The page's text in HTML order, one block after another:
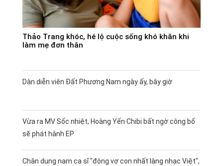
Thảo Trang khóc, hé lộ cuộc sống khó khăn khi
làm mẹ đơn thân
Dàn diễn viên Đất Phương Nam ngày ấy, bây giờ
Vừa ra MV Sốc nhiệt, Hoàng Yến Chibi bất ngờ công bố
sẽ phát hành EP
Chân dung nam ca sĩ "đông vợ con nhất làng nhạc Việt",